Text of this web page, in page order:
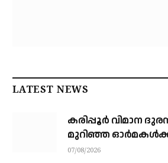
LATEST NEWS
കരിപ്പൂര്‍ വിമാന
മുറിഞ്ഞ
07/08/2026